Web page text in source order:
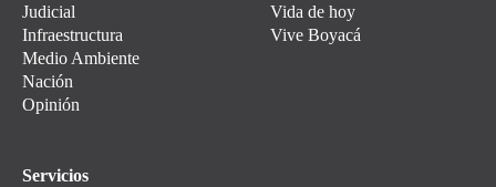
Judicial
Infraestructura
Medio Ambiente
Nación
Opinión
Vida de hoy
Vive Boyacá
Servicios